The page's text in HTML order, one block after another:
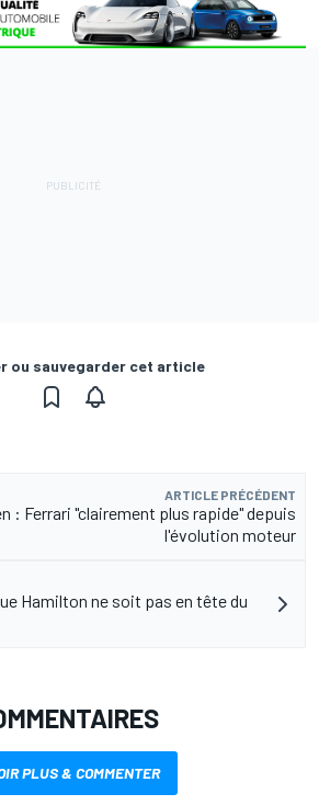
ou sauvegarder cet article
ARTICLE PRÉCÉDENT
: Ferrari "clairement plus rapide" depuis
l'évolution moteur
Hamilton ne soit pas en tête du
PLUS & COMMENTER